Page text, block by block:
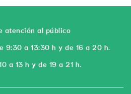
atención al público
9:30 a 13:30 h y de 16 a 20 h.
a 13 h y de 19 a 21 h.